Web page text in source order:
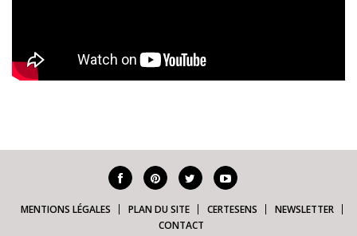
MENTIONS LÉGALES PLAN DU SITE CERTESENS
NEWSLETTER
CONTACT